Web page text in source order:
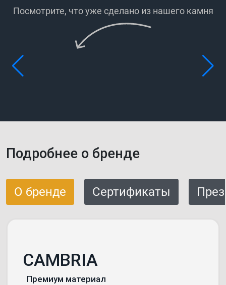
Посмотрите, что уже сделано из нашего камня
Подробнее о бренде
О бренде Сертификаты
CAMBRIA
Премиум материал